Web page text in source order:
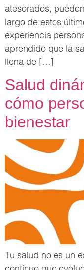
atesorados,
largo de estos
experiencia
aprendido que la
llena de […]
Salud
cómo
bienestar
Tu salud no es un